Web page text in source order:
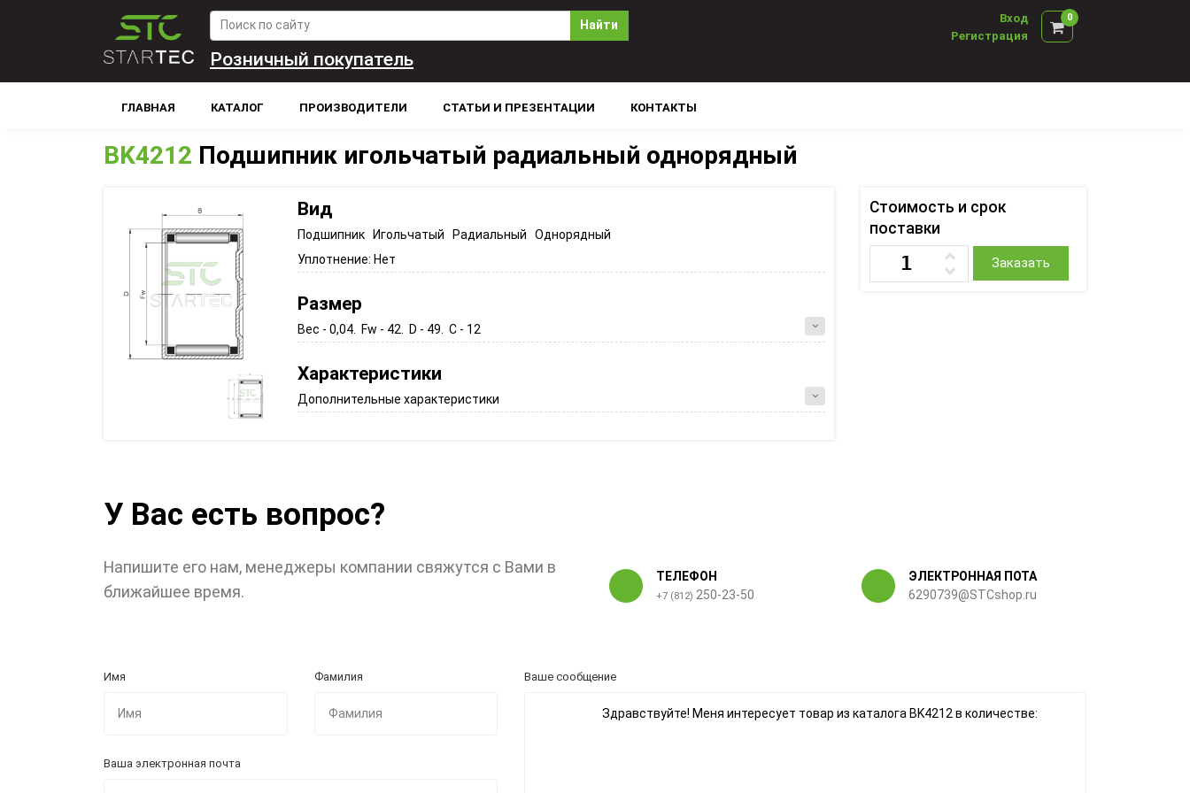
Найти
Вход
Регистрация
0
Розничный покупатель
ГЛАВНАЯ КАТАЛОГ ПРОИЗВОДИТЕЛИ СТАТЬИ И ПРЕЗЕНТАЦИИ КОНТАКТЫ
BK4212 Подшипник игольчатый радиальный однорядный
Вид
Подшипник Игольчатый Радиальный Однорядный
Уплотнение: Нет
Размер
Вес - 0,04. Fw - 42. D - 49. C - 12
Характеристики
Дополнительные характеристики
Стоимость и срок
поставки
Заказать
У Вас есть вопрос?
Напишите его нам, менеджеры компании свяжутся с Вами в
ближайшее время.
ТЕЛЕФОН
+7 (812) 250-23-50
ЭЛЕКТРОННАЯ ПОТА
6290739@STCshop.ru
Имя Фамилия
Ваша электронная почта
Ваше сообщение